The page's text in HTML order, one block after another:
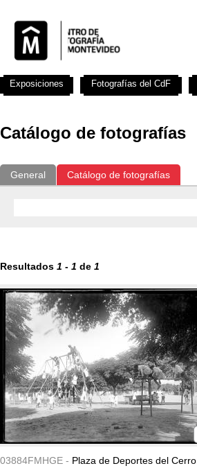
Catálogo de fotografías
General Catálogo de fotografías
Resultados 1 - 1 de 1
03884FMHGE - Plaza de Deportes del Cerro.
Exposiciones Fotografías del CdF